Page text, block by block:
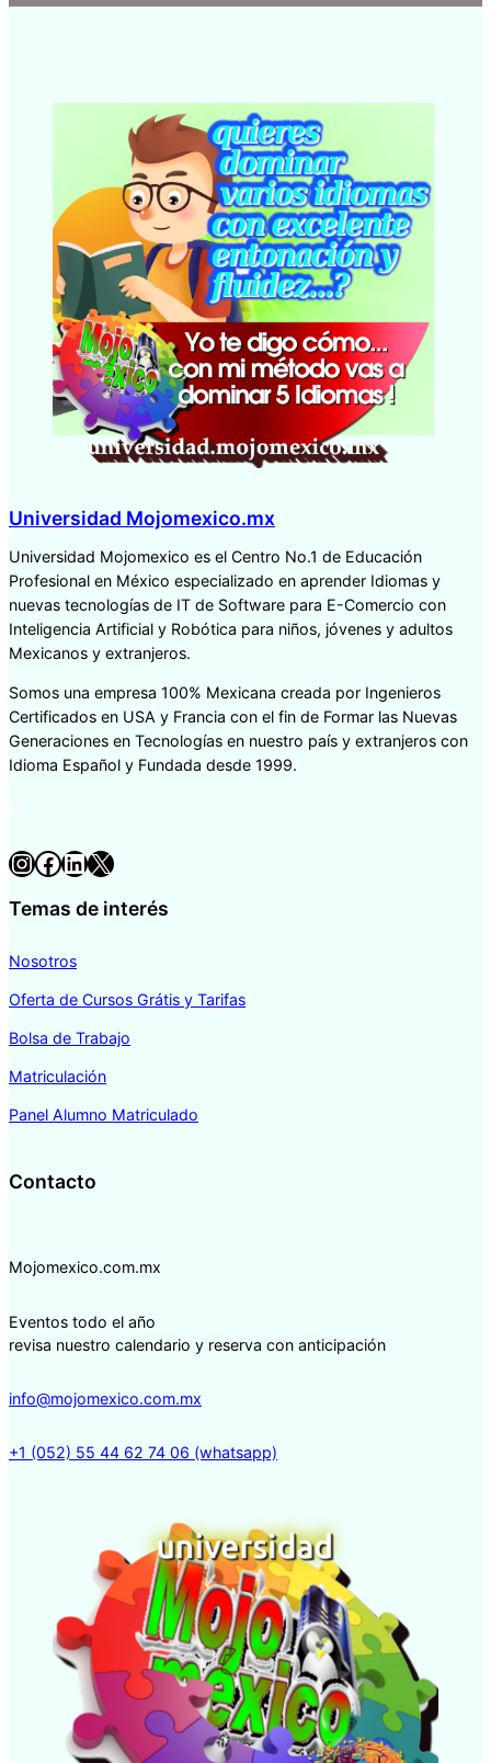
Universidad Mojomexico.mx
Universidad Mojomexico es el Centro No.1 de Educación
Profesional en México especializado en aprender Idiomas y
nuevas tecnologías de IT de Software para E-Comercio con
Inteligencia Artificial y Robótica para niños, jóvenes y adultos
Mexicanos y extranjeros.
Somos una empresa 100% Mexicana creada por Ingenieros
Certificados en USA y Francia con el fin de Formar las Nuevas
Generaciones en Tecnologías en nuestro país y extranjeros con
Idioma Español y Fundada desde 1999.
InstagramFacebook LinkedIn X
Temas de interés
Nosotros
Oferta de Cursos Grátis y Tarifas
Bolsa de Trabajo
Matriculación
Panel Alumno Matriculado
Contacto
Mojomexico.com.mx
Eventos todo el año
revisa nuestro calendario y reserva con anticipación
info@mojomexico.com.mx
+1 (052) 55 44 62 74 06 (whatsapp)